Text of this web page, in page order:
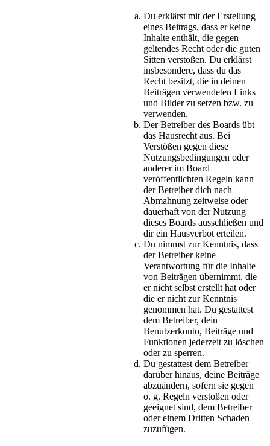
Du erklärst mit der Erstellung
eines Beitrags, dass er keine
Inhalte enthält, die gegen
geltendes Recht oder die guten
Sitten verstoßen. Du erklärst
insbesondere, dass du das
Recht besitzt, die in deinen
Beiträgen verwendeten Links
und Bilder zu setzen bzw. zu
verwenden.
Der Betreiber des Boards übt
das Hausrecht aus. Bei
Verstößen gegen diese
Nutzungsbedingungen oder
anderer im Board
veröffentlichten Regeln kann
der Betreiber dich nach
Abmahnung zeitweise oder
dauerhaft von der Nutzung
dieses Boards ausschließen und
dir ein Hausverbot erteilen.
Du nimmst zur Kenntnis, dass
der Betreiber keine
Verantwortung für die Inhalte
von Beiträgen übernimmt, die
er nicht selbst erstellt hat oder
die er nicht zur Kenntnis
genommen hat. Du gestattest
dem Betreiber, dein
Benutzerkonto, Beiträge und
Funktionen jederzeit zu löschen
oder zu sperren.
Du gestattest dem Betreiber
darüber hinaus, deine Beiträge
abzuändern, sofern sie gegen
o. g. Regeln verstoßen oder
geeignet sind, dem Betreiber
oder einem Dritten Schaden
zuzufügen.